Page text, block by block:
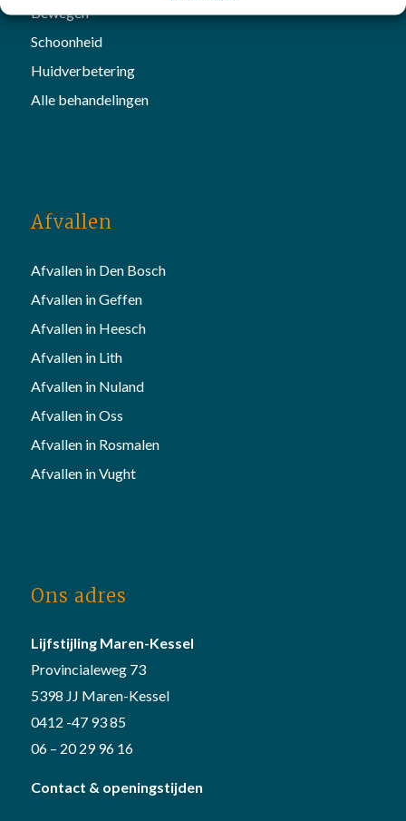
Bewegen
Schoonheid
Huidverbetering
Alle behandelingen
Afvallen
Afvallen in Den Bosch
Afvallen in Geffen
Afvallen in Heesch
Afvallen in Lith
Afvallen in Nuland
Afvallen in Oss
Afvallen in Rosmalen
Afvallen in Vught
Ons adres
Lijfstijling Maren-Kessel
Provincialeweg 73
5398 JJ Maren-Kessel
0412 -47 93 85
06 – 20 29 96 16
Contact & openingstijden